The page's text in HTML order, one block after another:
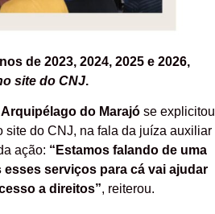
de 2023, 2024, 2025 e 2026,
site do CNJ.
do Marajó se explicitou
site do CNJ, na fala da juíza auxiliar
ação: “Estamos falando de uma
serviços para cá vai ajudar
a direitos”, reiterou.